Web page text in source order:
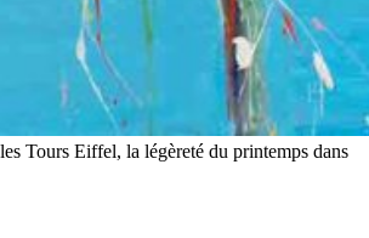
Tours Eiffel, la légèreté du printemps dans